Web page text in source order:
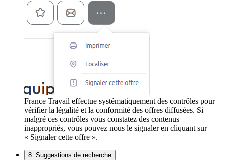
France Travail effectue systématiquement des contrôles pour
vérifier la légalité et la conformité des offres diffusées. Si
malgré ces contrôles vous constatez des contenus
inappropriés, vous pouvez nous le signaler en cliquant sur
« Signaler cette offre ».
8. Suggestions de recherche